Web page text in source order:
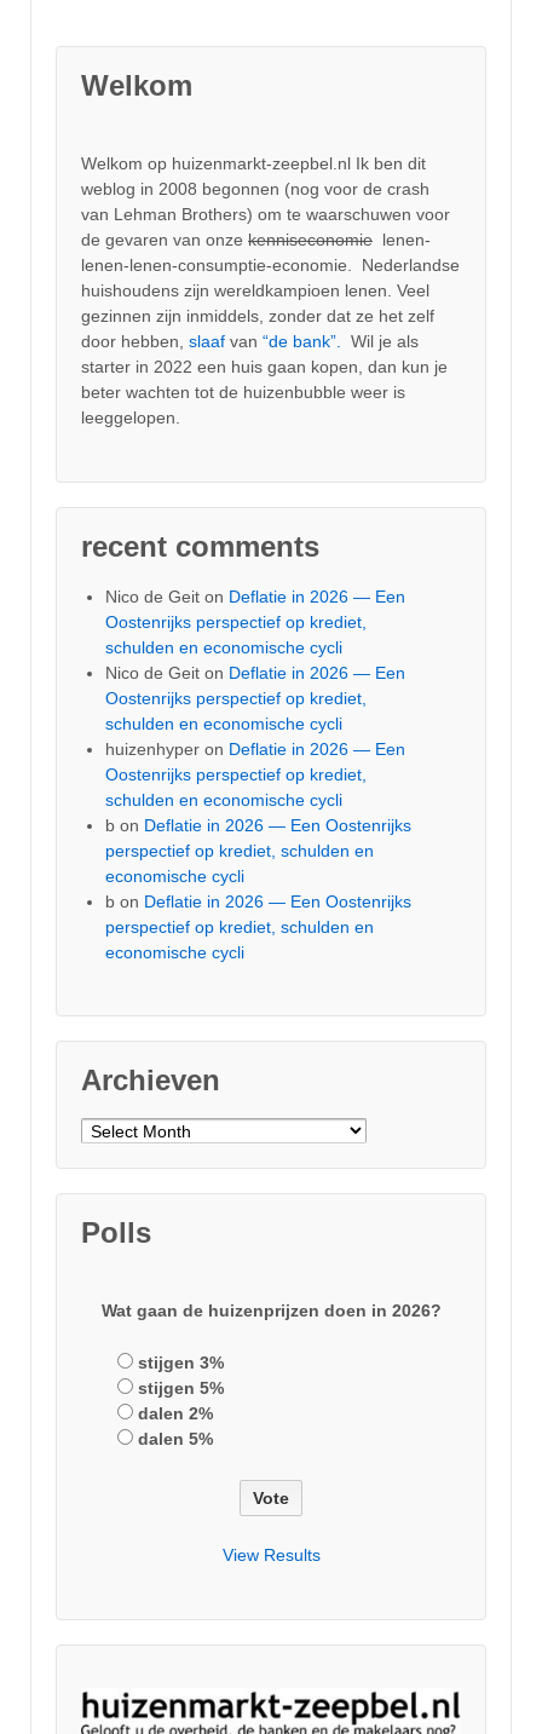
Welkom
Welkom op huizenmarkt-zeepbel.nl Ik ben dit
weblog in 2008 begonnen (nog voor de crash
van Lehman Brothers) om te waarschuwen voor
de gevaren van onze kenniseconomie lenen-
lenen-lenen-consumptie-economie. Nederlandse
huishoudens zijn wereldkampioen lenen. Veel
gezinnen zijn inmiddels, zonder dat ze het zelf
door hebben, slaaf van “de bank”.
Wil je als
starter in 2022 een huis gaan kopen, dan kun je
beter wachten tot de huizenbubble weer is
leeggelopen.
recent comments
Nico de Geit on Deflatie in 2026 — Een
Oostenrijks perspectief op krediet,
schulden en economische cycli
Nico de Geit on Deflatie in 2026 — Een
Oostenrijks perspectief op krediet,
schulden en economische cycli
huizenhyper on Deflatie in 2026 — Een
Oostenrijks perspectief op krediet,
schulden en economische cycli
b on Deflatie in 2026 — Een Oostenrijks
perspectief op krediet, schulden en
economische cycli
b on Deflatie in 2026 — Een Oostenrijks
perspectief op krediet, schulden en
economische cycli
Archieven
Archieven
Polls
Wat gaan de huizenprijzen doen in 2026?
stijgen 3%
stijgen 5%
dalen 2%
dalen 5%
View Results